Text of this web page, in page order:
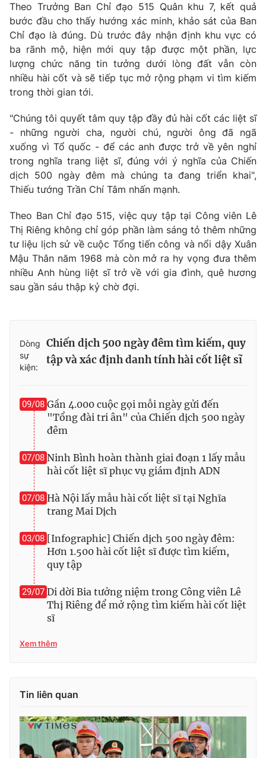
Theo Trưởng Ban Chỉ đạo 515 Quân khu 7, kết quả
bước đầu cho thấy hướng xác minh, khảo sát của Ban
Chỉ đạo là đúng. Dù trước đây nhận định khu vực có
ba rãnh mộ, hiện mới quy tập được một phần, lực
lượng chức năng tin tưởng dưới lòng đất vẫn còn
nhiều hài cốt và sẽ tiếp tục mở rộng phạm vi tìm kiếm
trong thời gian tới.
"Chúng tôi quyết tâm quy tập đầy đủ hài cốt các liệt sĩ
- những người cha, người chú, người ông đã ngã
xuống vì Tổ quốc - để các anh được trở về yên nghỉ
trong nghĩa trang liệt sĩ, đúng với ý nghĩa của Chiến
dịch 500 ngày đêm mà chúng ta đang triển khai",
Thiếu tướng Trần Chí Tâm nhấn mạnh.
Theo Ban Chỉ đạo 515, việc quy tập tại Công viên Lê
Thị Riêng không chỉ góp phần làm sáng tỏ thêm những
tư liệu lịch sử về cuộc Tổng tiến công và nổi dậy Xuân
Mậu Thân năm 1968 mà còn mở ra hy vọng đưa thêm
nhiều Anh hùng liệt sĩ trở về với gia đình, quê hương
sau gần sáu thập kỷ chờ đợi.
Dòng
sự
kiện:
Chiến dịch 500 ngày đêm tìm kiếm, quy
tập và xác định danh tính hài cốt liệt sĩ
09/08 Gần 4.000 cuộc gọi mỗi ngày gửi đến
"Tổng đài tri ân" của Chiến dịch 500 ngày
đêm
07/08 Ninh Bình hoàn thành giai đoạn 1 lấy mẫu
hài cốt liệt sĩ phục vụ giám định ADN
07/08 Hà Nội lấy mẫu hài cốt liệt sĩ tại Nghĩa
trang Mai Dịch
03/08 [Infographic] Chiến dịch 500 ngày đêm:
Hơn 1.500 hài cốt liệt sĩ được tìm kiếm,
quy tập
29/07 Di dời Bia tưởng niệm trong Công viên Lê
Thị Riêng để mở rộng tìm kiếm hài cốt liệt
sĩ
Xem thêm
Tin liên quan